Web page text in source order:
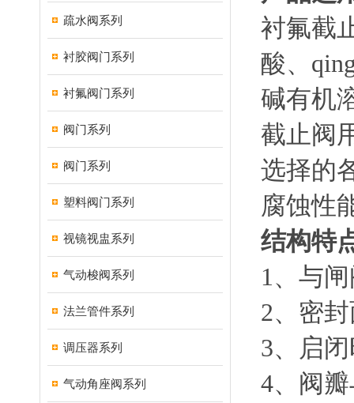
疏水阀系列
衬胶阀门系列
衬氟阀门系列
阀门系列
阀门系列
塑料阀门系列
视镜视盅系列
气动梭阀系列
法兰管件系列
调压器系列
气动角座阀系列
衬氟截
酸、
碱有机
截止阀
选择的
腐蚀性
结构特
1、与
2、密
3、启
4、阀